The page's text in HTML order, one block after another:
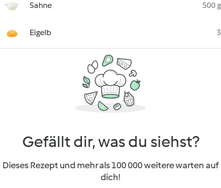
Sahne 500 g
Eigelb 3
Gefällt dir, was du siehst?
Dieses Rezept und mehr als 100 000 weitere warten auf
dich!